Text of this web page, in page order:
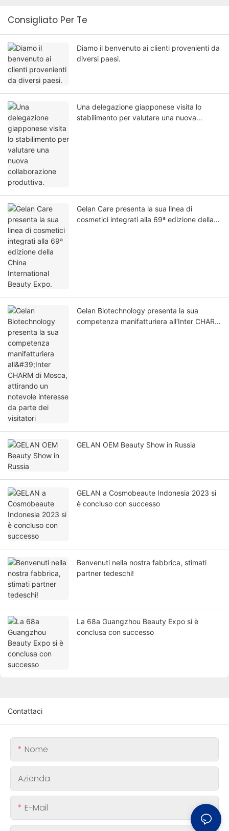
Consigliato Per Te
Diamo il benvenuto ai clienti provenienti da
diversi paesi.
Una delegazione giapponese visita lo
stabilimento per valutare una nuova
Gelan Care presenta la sua linea di
cosmetici integrati alla 69ª edizione della
Gelan Biotechnology presenta la sua
competenza manifatturiera all'Inter CHARM
GELAN OEM Beauty Show in Russia
GELAN a Cosmobeaute Indonesia 2023 si
è concluso con successo
Benvenuti nella nostra fabbrica, stimati
partner tedeschi!
La 68a Guangzhou Beauty Expo si è
conclusa con successo
Contattaci
Nome
Azienda
E-Mail